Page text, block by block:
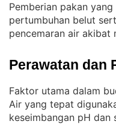
Pemberian pakan
pertumbuhan belut
pencemaran air akibat
Perawatan dan
Faktor utama dalam
Air yang tepat
keseimbangan pH dan